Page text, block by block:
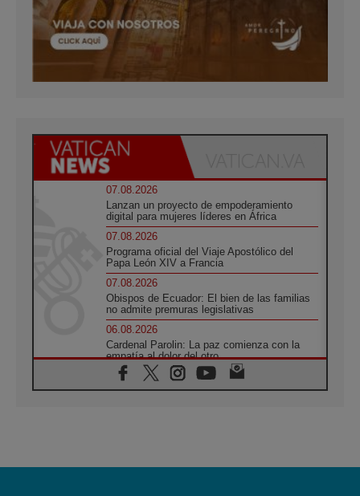
07.08.2026
Lanzan un proyecto de empoderamiento
digital para mujeres líderes en África
07.08.2026
Programa oficial del Viaje Apostólico del
Papa León XIV a Francia
07.08.2026
Obispos de Ecuador: El bien de las familias
no admite premuras legislativas
06.08.2026
Cardenal Parolin: La paz comienza con la
empatía al dolor del otro
06.08.2026
Fray Marco Vianelli: Aprender el Evangelio
06.08.2026